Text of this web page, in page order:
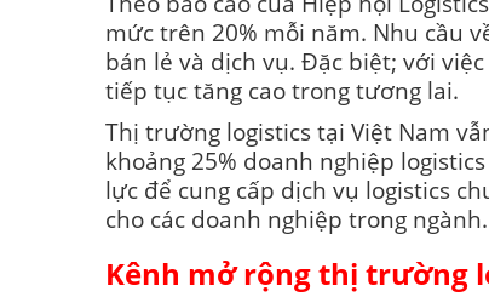
mức trên 20% mỗi năm. Nhu cầu
bán lẻ và dịch vụ. Đặc biệt; với
tiếp tục tăng cao trong tương lai.
Thị trường logistics tại Việt Nam
khoảng 25% doanh nghiệp
lực để cung cấp dịch vụ logistics
cho các doanh nghiệp trong ngành.
Kênh mở rộng thị trường